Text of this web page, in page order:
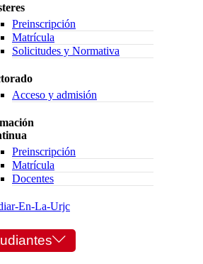
Preinscripción
Matrícula
Solicitudes y Normativa
Acceso y admisión
Preinscripción
Matrícula
Docentes
En-La-Urjc